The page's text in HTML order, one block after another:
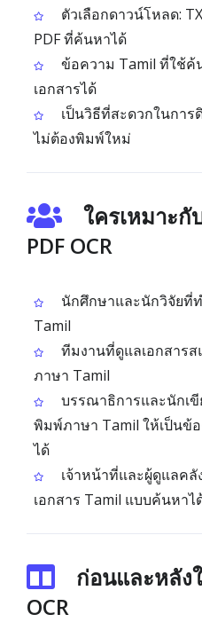
ตัวเลือกดาวน์โหลด:
PDF ที่ค้นหาได้
ข้อความ Tamil ที่ใช้ค้
เอกสารได้
เป็นวิธีที่สะดวกในการ
ไม่ต้องพิมพ์ใหม่
ใครเหมาะกั
PDF OCR
นักศึกษาและนักวิจัยที่
Tamil
ทีมงานที่ดูแลเอกสาร
ภาษา Tamil
บรรณาธิการและนักเ
พิมพ์ภาษา Tamil ให้เป็นข้
ได้
เจ้าหน้าที่และผู้ดูแลคลั
เอกสาร Tamil แบบค้นหาไ
ก่อนและหลัง
OCR